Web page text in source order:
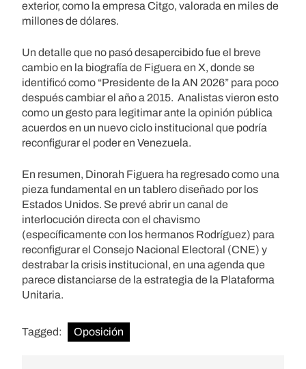
exterior, como la empresa Citgo, valorada en miles de
millones de dólares.
Un detalle que no pasó desapercibido fue el breve
cambio en la biografía de Figuera en X, donde se
identificó como “Presidente de la AN 2026” para poco
después cambiar el año a 2015. Analistas vieron esto
como un gesto para legitimar ante la opinión pública
acuerdos en un nuevo ciclo institucional que podría
reconfigurar el poder en Venezuela.
En resumen, Dinorah Figuera ha regresado como una
pieza fundamental en un tablero diseñado por los
Estados Unidos. Se prevé abrir un canal de
interlocución directa con el chavismo
(específicamente con los hermanos Rodríguez) para
reconfigurar el Consejo Nacional Electoral (CNE) y
destrabar la crisis institucional, en una agenda que
parece distanciarse de la estrategia de la Plataforma
Unitaria.
Tagged: Oposición